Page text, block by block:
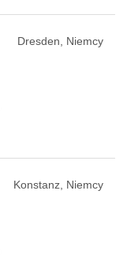
Dresden, Niemcy
Konstanz, Niemcy